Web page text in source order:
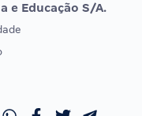
DE ORDEM
OAB
e Educação S/A.